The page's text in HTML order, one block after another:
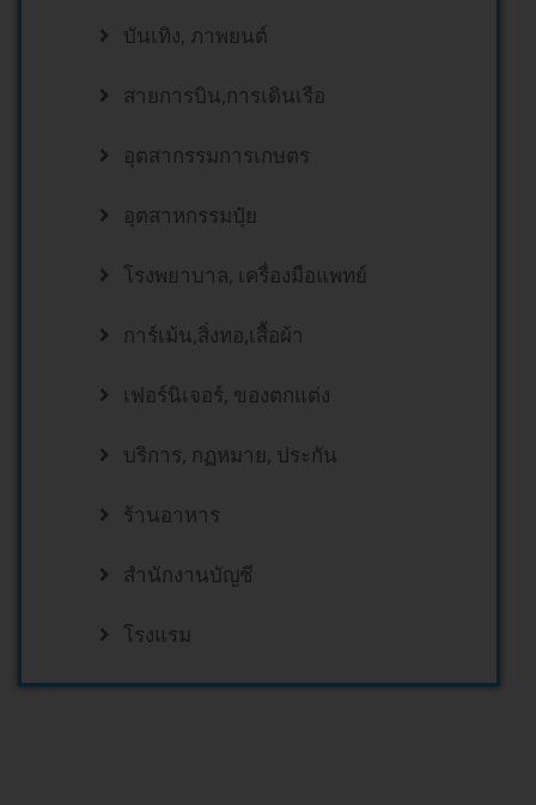
บันเทิง, ภาพยนต์
สายการบิน,การเดินเรือ
อุตสากรรมการเกษตร
อุตสาหกรรมปุ๋ย
โรงพยาบาล, เครื่องมือแพทย์
การ์เม้น,สิ่งทอ,เสื้อผ้า
เฟอร์นิเจอร์, ของตกแต่ง
บริการ, กฏหมาย, ประกัน
ร้านอาหาร
สำนักงานบัญชี
โรงแรม